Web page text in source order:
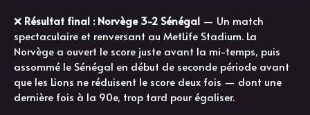
❌ Résultat final : Norvège 3-2 Sénégal — Un match
spectaculaire et renversant au MetLife Stadium. La
Norvège a ouvert le score juste avant la mi-temps, puis
assommé le Sénégal en début de seconde période avant
que les Lions ne réduisent le score deux fois — dont une
dernière fois à la 90e, trop tard pour égaliser.